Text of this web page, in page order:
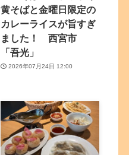
黄そばと金曜日限定の
カレーライスが旨すぎ
ました！ 西宮市
「吾光」
2026年07月24日 12:00